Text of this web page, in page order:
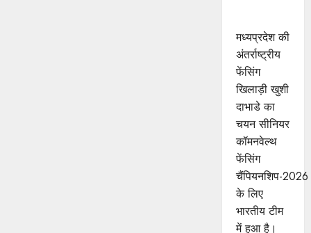
मध्यप्रदेश की
अंतर्राष्ट्रीय
फेंसिंग
खिलाड़ी खुशी
दाभाडे का
चयन सीनियर
कॉमनवेल्थ
फेंसिंग
चैंपियनशिप-2026
के लिए
भारतीय टीम
में हुआ है।